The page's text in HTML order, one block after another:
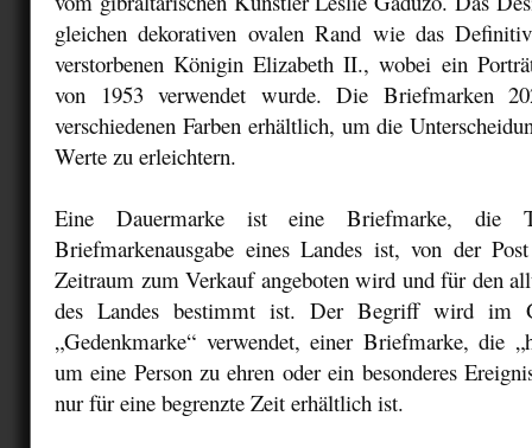
gleichen dekorativen ovalen Rand wie das
verstorbenen Königin Elizabeth II., wobei ein
von 1953 verwendet wurde. Die Briefmarken
verschiedenen Farben erhältlich, um die
Werte zu erleichtern.
Eine Dauermarke ist eine Briefmarke, die
Briefmarkenausgabe eines Landes ist, von der
Zeitraum zum Verkauf angeboten wird und für den
des Landes bestimmt ist. Der Begriff wird im
„Gedenkmarke“ verwendet, einer Briefmarke, die
um eine Person zu ehren oder ein besonderes
nur für eine begrenzte Zeit erhältlich ist.